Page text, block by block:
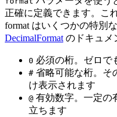
正確に定義できます。こ
format はいくつかの特別
DecimalFormat のドキュメ
0 必須の桁。ゼロで
# 省略可能な桁。そ
け表示されます
@ 有効数字。一定の
立ちます